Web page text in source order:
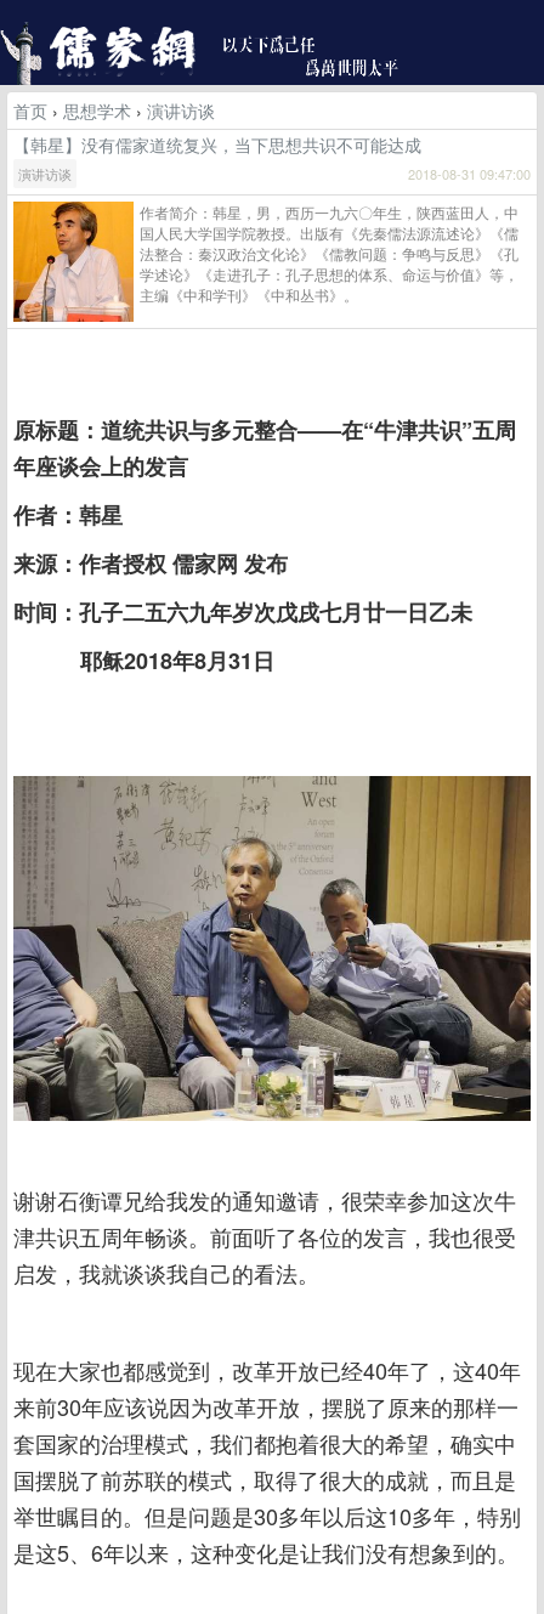
首页 › 思想学术 › 演讲访谈
【韩星】没有儒家道统复兴，当下思想共识不可能达成
演讲访谈 2018-08-31 09:47:00
作者简介：韩星，男，西历一九六〇年生，陕西蓝田人，中
国人民大学国学院教授。出版有《先秦儒法源流述论》《儒
法整合：秦汉政治文化论》《儒教问题：争鸣与反思》《孔
学述论》《走进孔子：孔子思想的体系、命运与价值》等，
主编《中和学刊》《中和丛书》。
原标题：道统共识与多元整合——在“牛津共识”五周
年座谈会上的发言
作者：韩星
来源：作者授权 儒家网 发布
时间：孔子二五六九年岁次戊戌七月廿一日乙未
耶稣2018年8月31日
谢谢石衡谭兄给我发的通知邀请，很荣幸参加这次牛
津共识五周年畅谈。前面听了各位的发言，我也很受
启发，我就谈谈我自己的看法。
现在大家也都感觉到，改革开放已经40年了，这40年
来前30年应该说因为改革开放，摆脱了原来的那样一
套国家的治理模式，我们都抱着很大的希望，确实中
国摆脱了前苏联的模式，取得了很大的成就，而且是
举世瞩目的。但是问题是30多年以后这10多年，特别
是这5、6年以来，这种变化是让我们没有想象到的。